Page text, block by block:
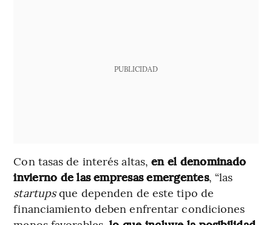
PUBLICIDAD
Con tasas de interés altas,en el denominado
invierno de las empresas emergentes, “las
startupsque dependen de este tipo de
financiamiento deben enfrentar condiciones